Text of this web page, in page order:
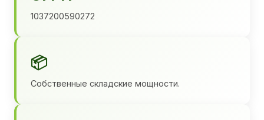
1037200590272
📦
Собственные складские мощности.